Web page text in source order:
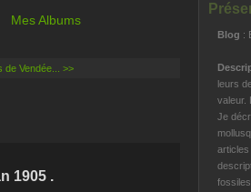
Mes Albums
de Vendée... >>
1905 .
Blog :
leurs
valeur.
Je